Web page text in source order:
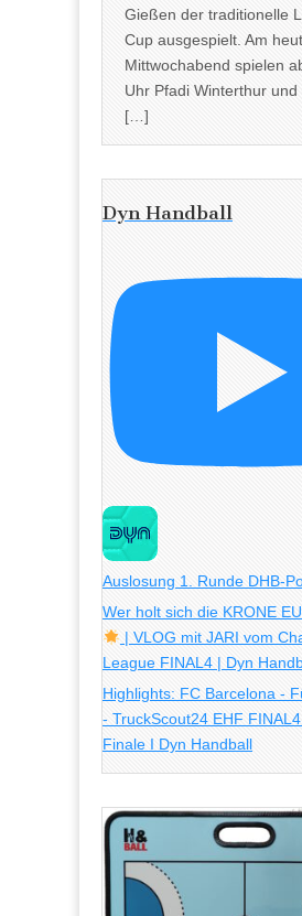
Gießen der traditionelle
Cup ausgespielt. Am
Mittwochabend spielen
Uhr Pfadi Winterthur und
[…]
Dyn Handball
Auslosung 1. Runde DHB-
Wer holt sich die KRONE
| VLOG mit JARI vom
League FINAL4 | Dyn
Highlights: FC Barcelona -
- TruckScout24 EHF
Finale I Dyn Handball